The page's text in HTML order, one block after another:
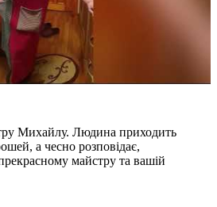
Михайлу. Людина приходить
а чесно розповідає,
майстру та вашій